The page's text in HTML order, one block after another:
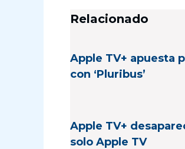
Relacionado
Apple TV+ apuesta
con ‘Pluribus’
Apple TV+
solo Apple TV